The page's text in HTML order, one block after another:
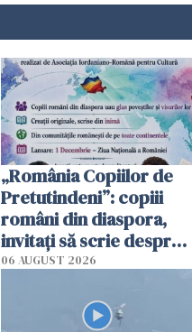
„România Copiilor de
Pretutindeni”: copiii
români din diaspora,
invitați să scrie despre
România într-un volum
06 AUGUST 2026